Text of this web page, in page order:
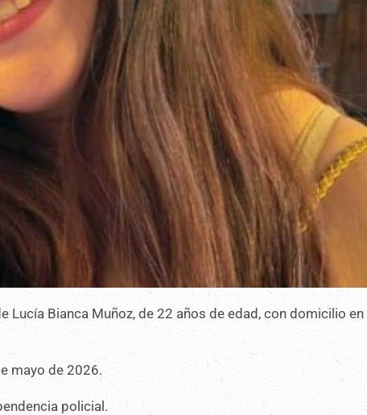
Lucía Bianca Muñoz, de 22 años de edad, con domicilio en
mayo de 2026.
policial.